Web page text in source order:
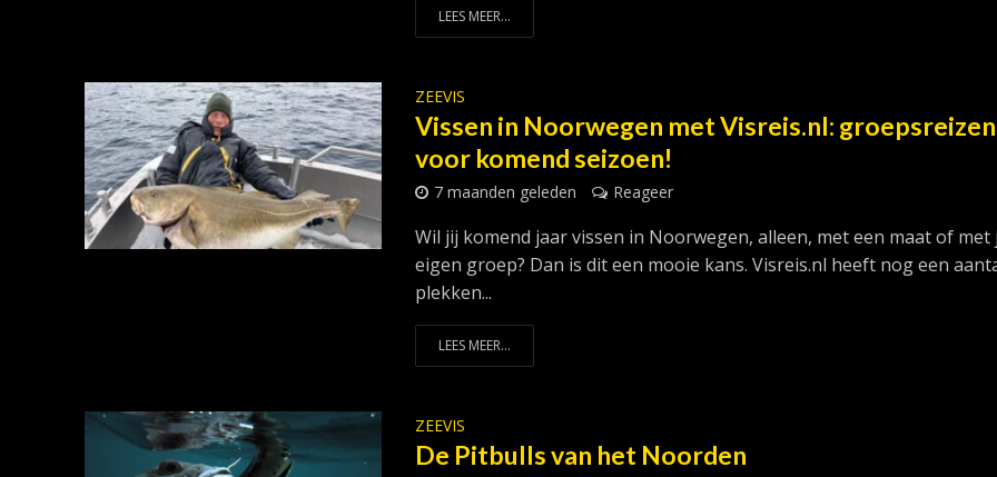
LEES MEER...
ZEEVIS
Vissen in Noorwegen met Visreis.nl: groepsreizen
voor komend seizoen!
7 maanden geleden Reageer
Wil jij komend jaar vissen in Noorwegen, alleen, met een maat of met
eigen groep? Dan is dit een mooie kans. Visreis.nl heeft nog een
plekken...
LEES MEER...
ZEEVIS
De Pitbulls van het Noorden